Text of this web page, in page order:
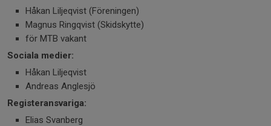
Håkan Liljeqvist (Föreningen)
Magnus Ringqvist (Skidskytte)
för MTB vakant
Sociala medier:
Håkan Liljeqvist
Andreas Anglesjö
Registeransvariga:
Elias Svanberg